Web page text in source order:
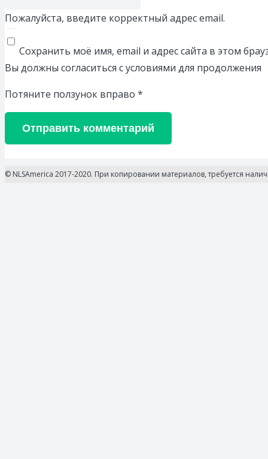
Пожалуйста, введите корректный адрес email.
Сохранить моё имя, email и адрес сайта в этом
Вы должны согласиться с условиями для продолжения
Потяните ползунок вправо *
Отправить комментарий
© NLSAmerica 2017-2020. При копировании материалов, требуется